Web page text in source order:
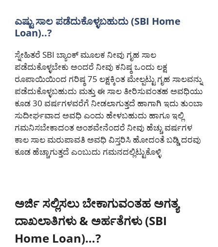
ಎಷ್ಟು ಸಾಲ ಪಡೆದುಕೊಳ್ಳಬಹುದು (SBI Home
Loan)..?
ಸ್ನೇಹಿತರೆ SBI ಬ್ಯಾಂಕ್ ಮೂಲಕ ನೀವು ಗೃಹ ಸಾಲ
ಪಡೆದುಕೊಳ್ಳಬೇಕು ಅಂದರೆ ನೀವು ಕನಿಷ್ಠ ಒಂದು ಲಕ್ಷ
ರೂಪಾಯಿಯಿಂದ ಗರಿಷ್ಠ 75 ಲಕ್ಷಕ್ಕಿಂತ ಮೇಲ್ಪಟ್ಟು ಗೃಹ ಸಾಲವನ್ನು
ಪಡೆದುಕೊಳ್ಳಬಹುದು ಮತ್ತು ಈ ಸಾಲ ತೀರಿಸುವಂತಹ ಅವಧಿಯು
ಕೂಡ 30 ವರ್ಷಗಳವರೆಗೆ ನೀಡಲಾಗುತ್ತದೆ ಹಾಗಾಗಿ ಇದು ತುಂಬಾ
ಸುದೀರ್ಘವಾದ ಅವಧಿ ಎಂದು ಹೇಳಬಹುದು ಹಾಗೂ ಇಲ್ಲಿ
ಗಮನಿಸಬೇಕಾದಂತ ಅಂಶವೇನೆಂದರೆ ನೀವು ಹೆಚ್ಚು ವರ್ಷಗಳ
ಕಾಲ ಸಾಲ ಮರುಪಾವತಿ ಅವಧಿ ವಿಸ್ತರಿಸಿ ಹೋದಂತೆ ಬಡ್ಡಿ ದರವು
ಕೂಡ ಹೆಚ್ಚಾಗುತ್ತದೆ ಎಂಬುದು ಗಮನದಲ್ಲಿಟ್ಟುಕೊಳ್ಳಿ
ಅರ್ಜಿ ಸಲ್ಲಿಸಲು ಬೇಕಾಗುವಂತಹ ಅಗತ್ಯ
ದಾಖಲಾತಿಗಳು & ಅರ್ಹತೆಗಳು (SBI
Home Loan)…?